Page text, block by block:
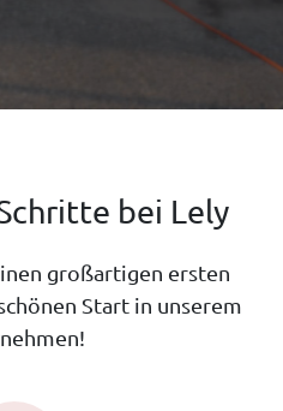
bei Lely
großartigen ersten
Start in unserem